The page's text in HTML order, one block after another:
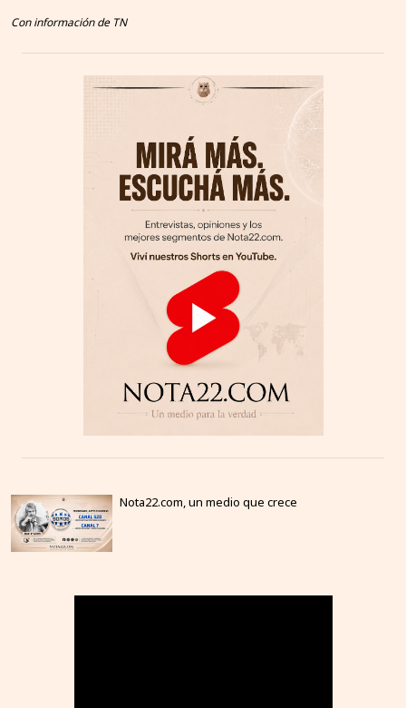
Con información de TN
Nota22.com, un medio que crece